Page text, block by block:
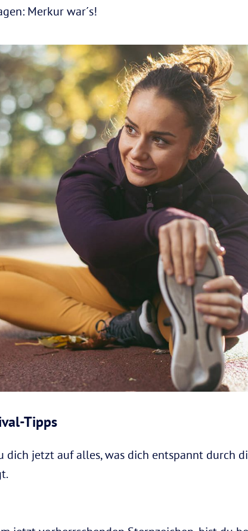
Merkur war´s!
Tipps
dich jetzt auf alles, was dich entspannt durch